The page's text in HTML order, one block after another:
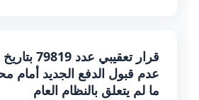
عدم قبول الدفع الجديد أمام
ما لم يتعلق بالنظام العام